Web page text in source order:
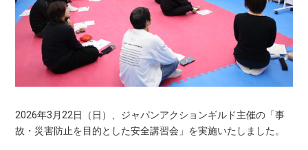
2026年3月22日（日）、ジャパンアクションギルド主催の「事
故・災害防止を目的とした安全講習会」を実施いたしました。